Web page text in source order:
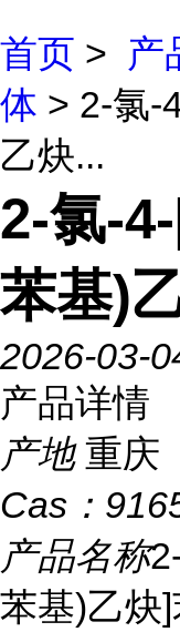
首页 > 产
体 > 2-氯-
乙炔...
2-氯-
苯基)
2026-03-
产品详情
产地 重庆
Cas：
产品名称
苯基)乙炔